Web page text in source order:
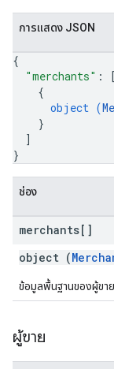
การแสดง JSON
{
"merchants" :
[
{
object (
}
]
}
ช่อง
merchants[]
object (
ข้อมูลพื้นฐานของผู้ขา
ผู้ขาย